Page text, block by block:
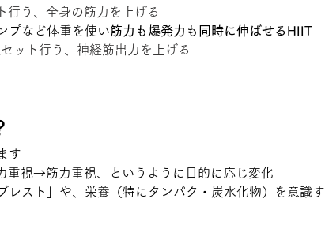
う、全身の筋力を上げる
プなど体重を使い筋力も爆発力も同時に伸ばせるHIIT
ット行う、神経筋出力を上げる
す
重視→筋力重視、というように目的に応じ変化
レスト」や、栄養（特にタンパク・炭水化物）を意識す